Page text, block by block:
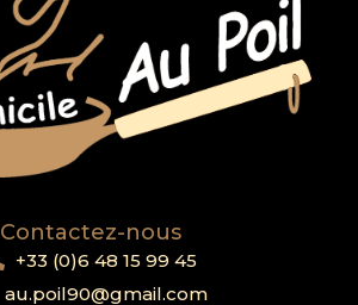
Contactez-nous
+33 (0)6 48 15 99 45
au.poil90@gmail.com